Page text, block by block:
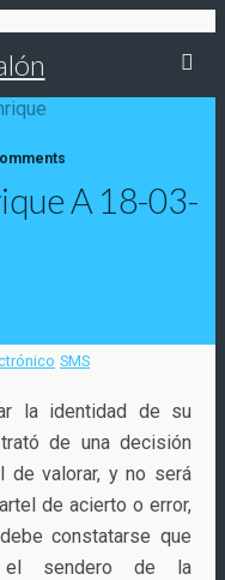
A 18-03-
SMS
la identidad de su
de una decisión
de valorar, y no será
de acierto o error,
debe constatarse que
el sendero de la